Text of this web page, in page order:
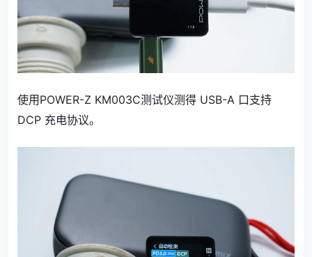
使用POWER-Z KM003C测试仪测得 USB-A 口支持
DCP 充电协议。